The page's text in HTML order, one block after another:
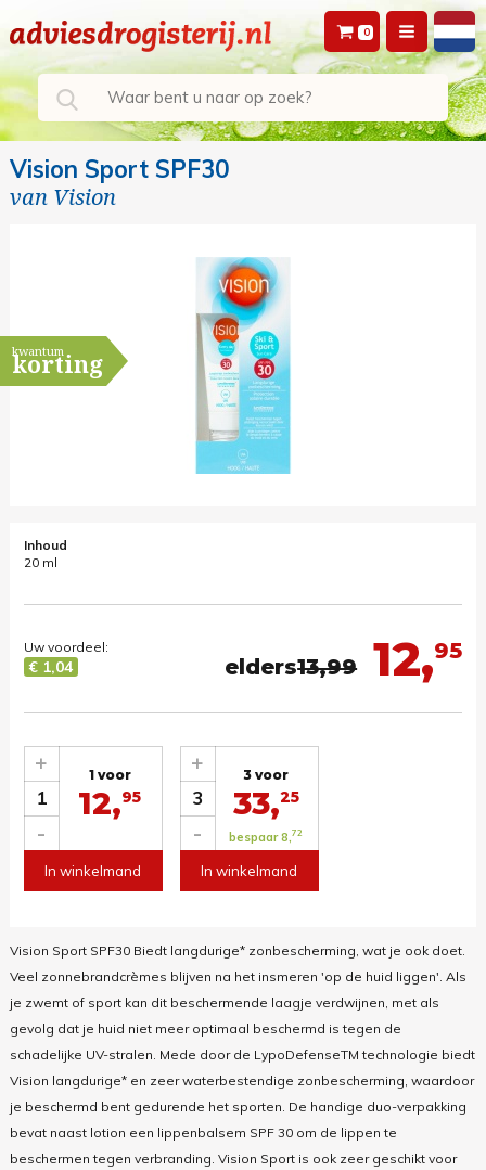
0
Vision Sport SPF30
van Vision
kwantum
korting
Inhoud
20 ml
12,95
elders13,99
Uw voordeel:
€ 1,04
1
-
+ 1 voor
12,95
In winkelmand
3
-
+ 3 voor
33,25
bespaar 8,72
In winkelmand
Vision Sport SPF30 Biedt langdurige* zonbescherming, wat je ook doet.
Veel zonnebrandcrèmes blijven na het insmeren 'op de huid liggen'. Als
je zwemt of sport kan dit beschermende laagje verdwijnen, met als
gevolg dat je huid niet meer optimaal beschermd is tegen de
schadelijke UV-stralen. Mede door de LypoDefenseTM technologie biedt
Vision langdurige* en zeer waterbestendige zonbescherming, waardoor
je beschermd bent gedurende het sporten. De handige duo-verpakking
bevat naast lotion een lippenbalsem SPF 30 om de lippen te
beschermen tegen verbranding. Vision Sport is ook zeer geschikt voor